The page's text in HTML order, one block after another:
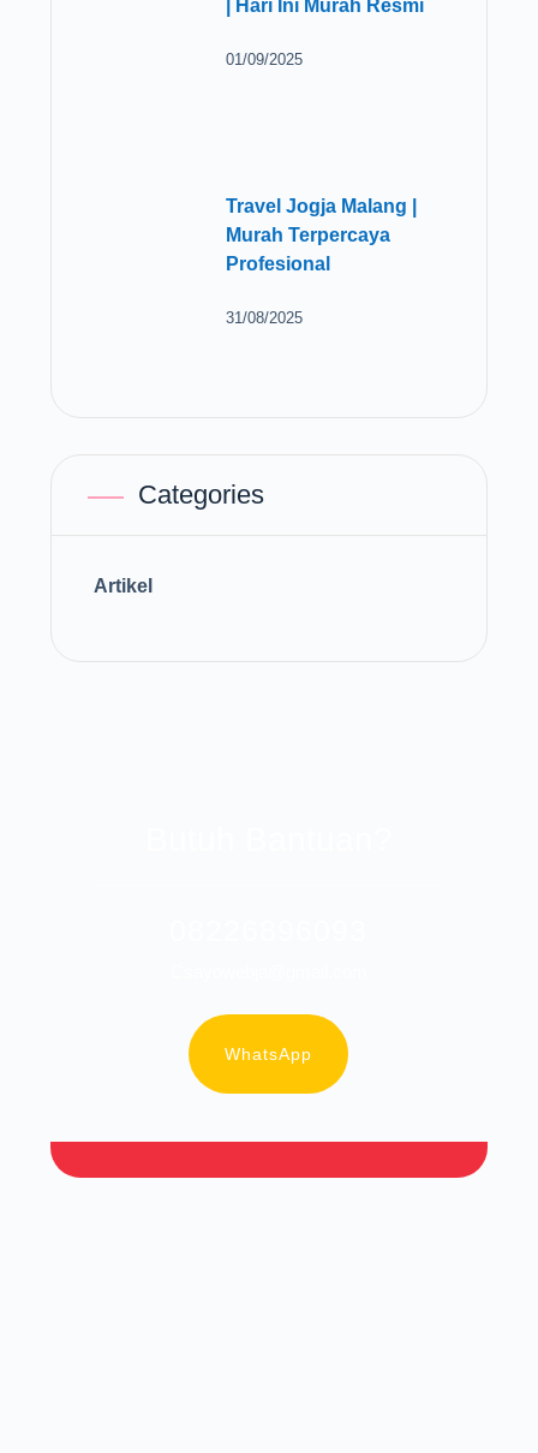
| Hari Ini Murah Resmi
01/09/2025
Travel Jogja Malang |
Murah Terpercaya
Profesional
31/08/2025
Categories
Artikel
WhatsApp